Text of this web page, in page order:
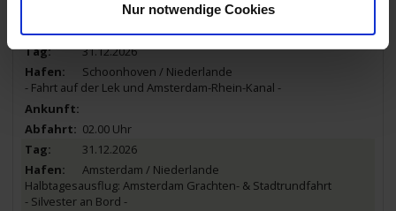
Nur notwendige Cookies
16.00 Uhr
31.12.2026
Schoonhoven / Niederlande
- Fahrt auf der Lek und Amsterdam-Rhein-Kanal -
02.00 Uhr
31.12.2026
Amsterdam / Niederlande
Halbtagesausflug: Amsterdam Grachten- & Stadtrundfahrt
- Silvester an Bord -